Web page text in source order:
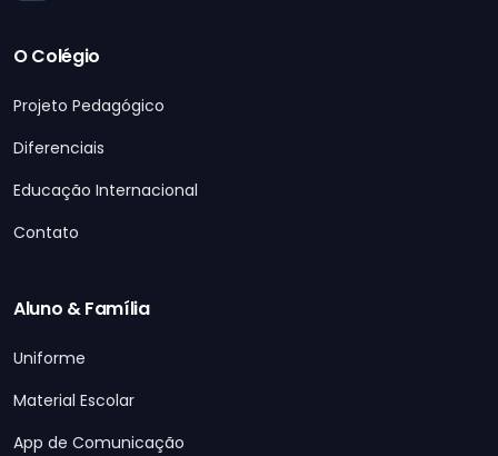
O Colégio
Projeto Pedagógico
Diferenciais
Educação Internacional
Contato
Aluno & Família
Uniforme
Material Escolar
App de Comunicação